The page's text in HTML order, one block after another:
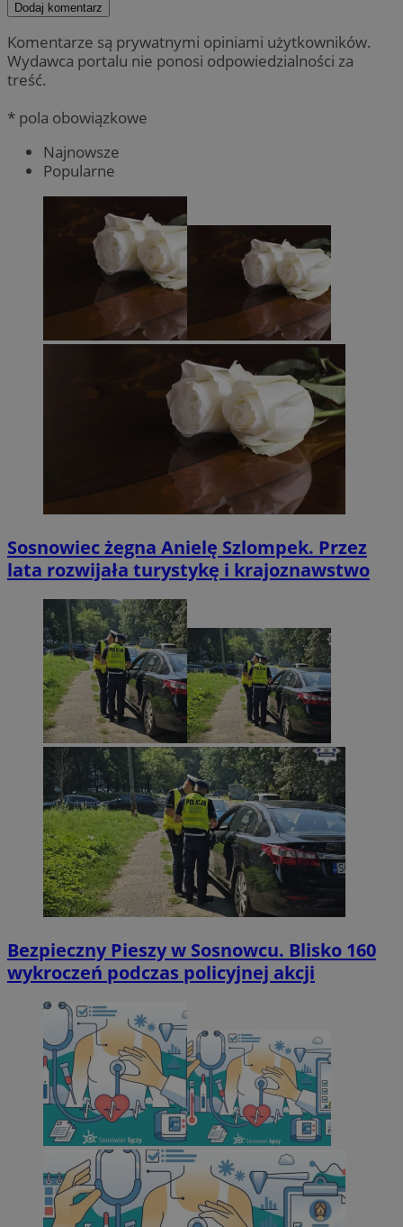
Dodaj komentarz
Komentarze są prywatnymi opiniami użytkowników.
Wydawca portalu nie ponosi odpowiedzialności za
treść.
* pola obowiązkowe
Najnowsze
Popularne
Sosnowiec żegna Anielę Szlompek. Przez
lata rozwijała turystykę i krajoznawstwo
Bezpieczny Pieszy w Sosnowcu. Blisko 160
wykroczeń podczas policyjnej akcji